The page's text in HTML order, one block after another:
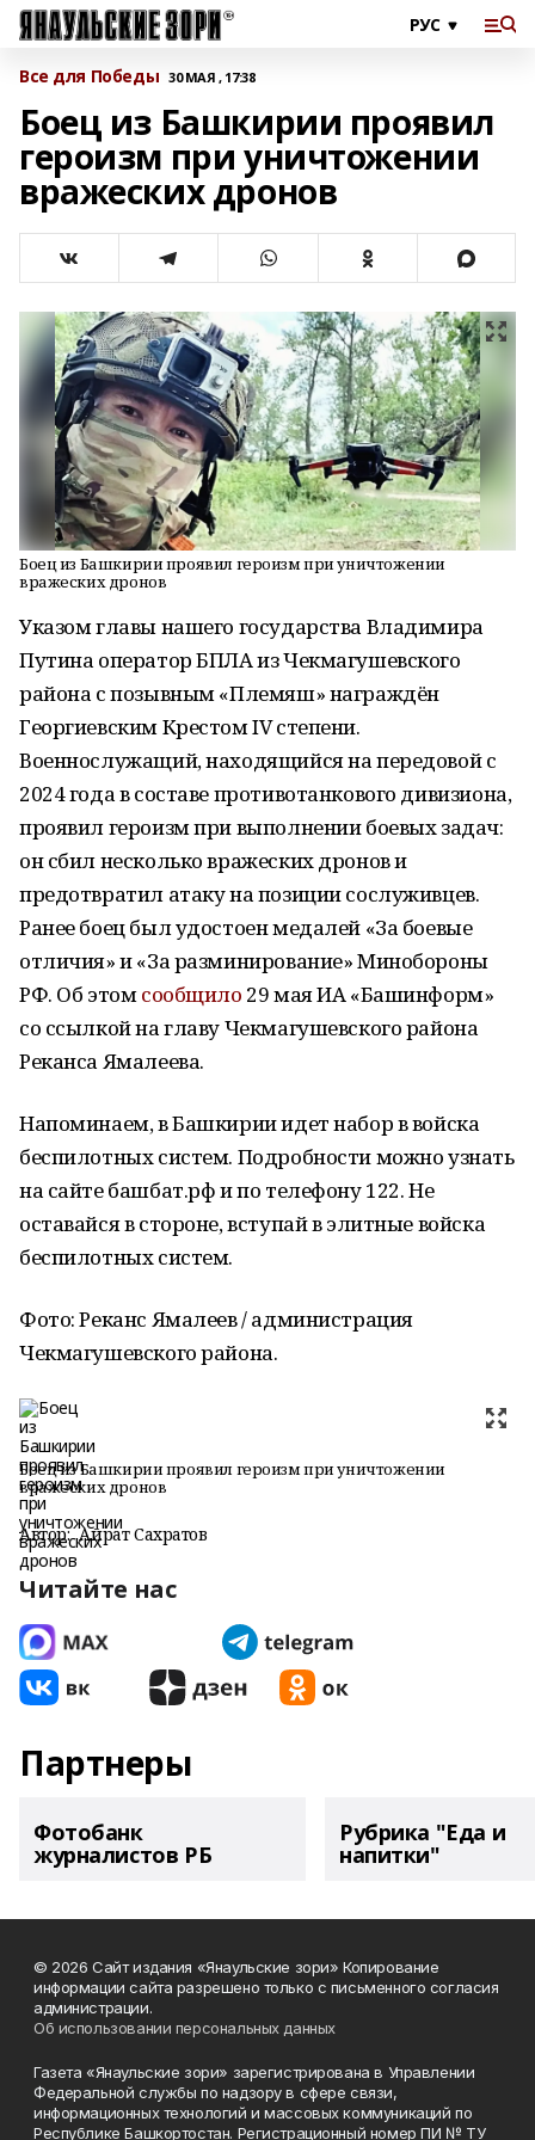
Все для Победы 30 МАЯ , 17:38
Боец из Башкирии проявил
героизм при уничтожении
вражеских дронов
Боец из Башкирии проявил героизм при уничтожении
вражеских дронов
Указом главы нашего государства Владимира
Путина оператор БПЛА из Чекмагушевского
района с позывным «Племяш» награждён
Георгиевским Крестом IV степени.
Военнослужащий, находящийся на передовой с
2024 года в составе противотанкового дивизиона,
проявил героизм при выполнении боевых задач:
он сбил несколько вражеских дронов и
предотвратил атаку на позиции сослуживцев.
Ранее боец был удостоен медалей «За боевые
отличия» и «За разминирование» Минобороны
РФ. Об этомсообщило 29 мая ИА «Башинформ»
со ссылкой на главу Чекмагушевского района
Реканса Ямалеева.
Напоминаем, в Башкирии идет набор в войска
беспилотных систем. Подробности можно узнать
на сайте башбат.рф и по телефону 122. Не
оставайся в стороне, вступай в элитные войска
беспилотных систем.
Фото: Реканс Ямалеев / администрация
Чекмагушевского района.
Боец из Башкирии проявил героизм при уничтожении
вражеских дронов
Автор: Айрат Сахратов
Читайте нас
Партнеры
Фотобанк
журналистов РБ
Рубрика "Еда и
напитки"
© 2026 Сайт издания «Янаульские зори» Копирование
информации сайта разрешено только с письменного согласия
администрации.
Об использовании персональных данных
Газета «Янаульские зори» зарегистрирована в Управлении
Федеральной службы по надзору в сфере связи,
информационных технологий и массовых коммуникаций по
Республике Башкортостан. Регистрационный номер ПИ № ТУ